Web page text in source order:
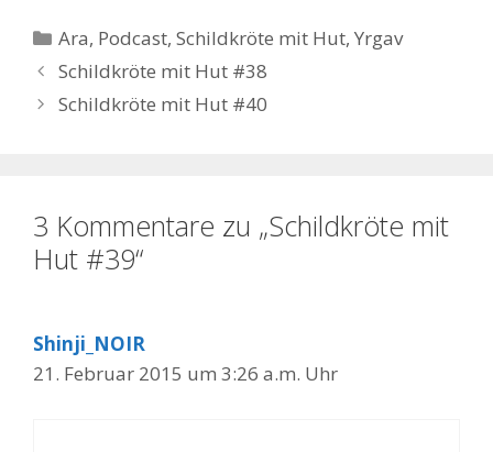
Kategorien
Ara, Podcast,Schildkröte mit Hut,Yrgav
Schildkröte mit Hut #38
Schildkröte mit Hut #40
3 Kommentare zu „Schildkröte mit
Hut #39“
Shinji_NOIR
21. Februar 2015 um 3:26 a.m. Uhr